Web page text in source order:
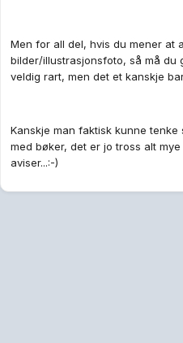
Men for all del, hvis du mener at
bilder/illustrasjonsfoto, så må du
veldig rart, men det et kanskje
Kanskje man faktisk kunne
med bøker, det er jo tross alt
aviser...:-)